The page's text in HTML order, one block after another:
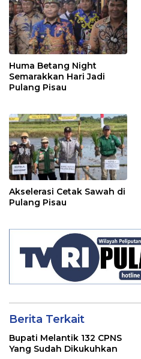
Huma Betang Night
Semarakkan Hari Jadi
Pulang Pisau
Akselerasi Cetak Sawah di
Pulang Pisau
Berita Terkait
Bupati Melantik 132 CPNS
Yang Sudah Dikukuhkan